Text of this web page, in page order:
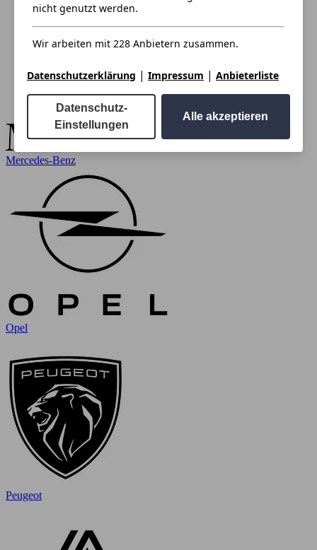
Mercedes-Benz
Opel
Peugeot
nicht genutzt werden.
Wir arbeiten mit 228 Anbietern zusammen.
Datenschutzerklärung | Impressum | Anbieterliste
Datenschutz-
Einstellungen
Alle akzeptieren